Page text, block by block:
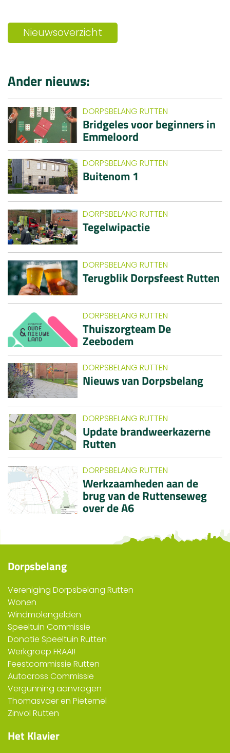
Nieuwsoverzicht
Ander nieuws:
DORPSBELANG RUTTEN
Bridgeles voor beginners in
Emmeloord
DORPSBELANG RUTTEN
Buitenom 1
DORPSBELANG RUTTEN
Tegelwipactie
DORPSBELANG RUTTEN
Terugblik Dorpsfeest Rutten
DORPSBELANG RUTTEN
Thuiszorgteam De
Zeebodem
DORPSBELANG RUTTEN
Nieuws van Dorpsbelang
DORPSBELANG RUTTEN
Update brandweerkazerne
Rutten
DORPSBELANG RUTTEN
Werkzaamheden aan de
brug van de Ruttenseweg
over de A6
Dorpsbelang
Vereniging Dorpsbelang Rutten
Wonen
Windmolengelden
Speeltuin Commissie
Donatie Speeltuin Rutten
Werkgroep FRAAI!
Feestcommissie Rutten
Autocross Commissie
Vergunning aanvragen
Thomasvaer en Pieternel
Zinvol Rutten
Het Klavier